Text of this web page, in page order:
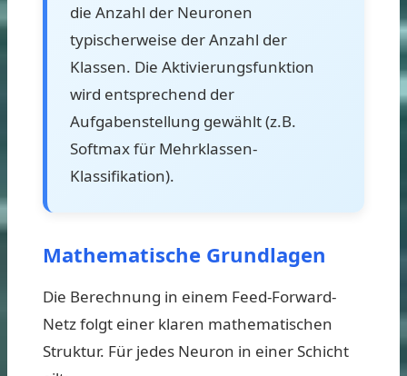
die Anzahl der Neuronen
typischerweise der Anzahl der
Klassen. Die Aktivierungsfunktion
wird entsprechend der
Aufgabenstellung gewählt (z.B.
Softmax für Mehrklassen-
Klassifikation).
Mathematische Grundlagen
Die Berechnung in einem Feed-Forward-
Netz folgt einer klaren mathematischen
Struktur. Für jedes Neuron in einer Schicht